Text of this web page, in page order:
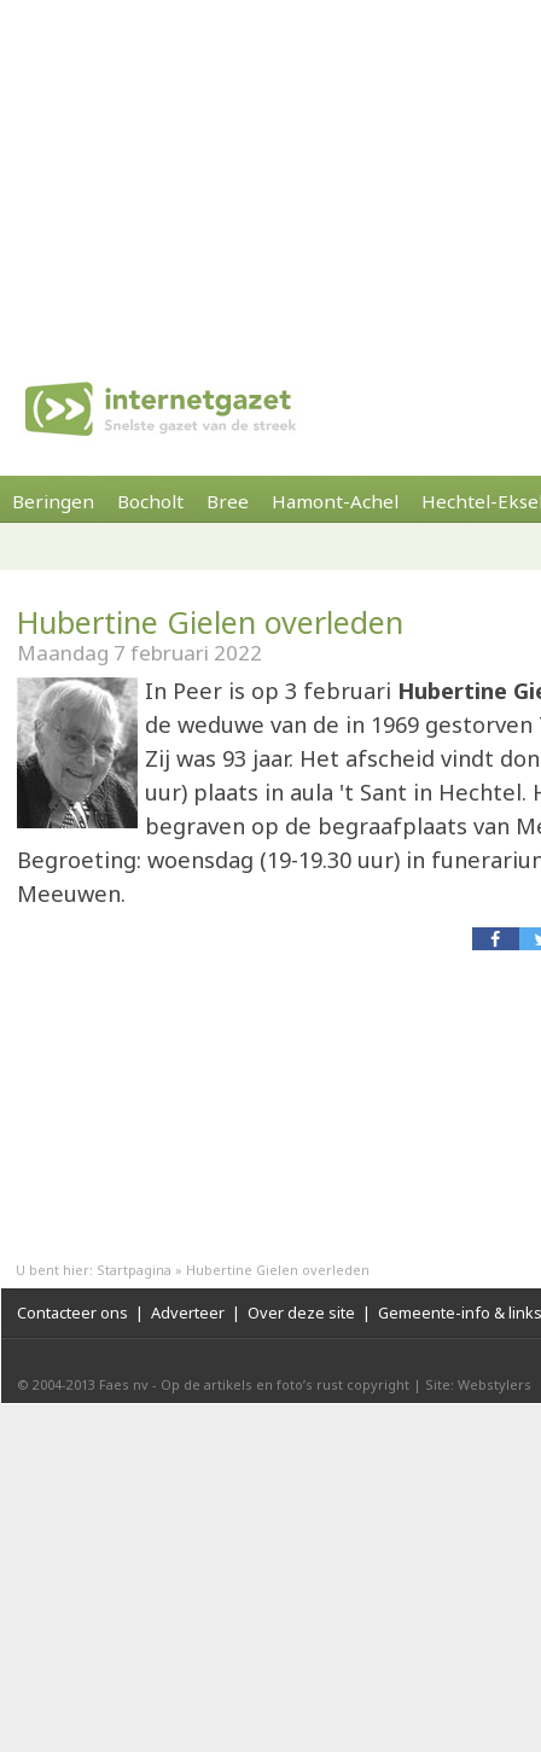
Beringen Bocholt Bree Hamont-Achel Hechtel-
Hubertine Gielen overleden
Maandag 7 februari 2022
In Peer is op 3 februari Hubertine
de weduwe van de in 1969 gestorven
Zij was 93 jaar. Het afscheid vindt
uur) plaats in aula 't Sant in Hechtel.
begraven op de begraafplaats van
Begroeting: woensdag (19-19.30 uur) in
Meeuwen.
U bent hier: Startpagina » Hubertine Gielen overleden
Contacteer ons | Adverteer | Over deze site | Gemeente-info & links
© 2004-2013 Faes nv - Op de artikels en foto’s rust copyright | Site: Webstylers